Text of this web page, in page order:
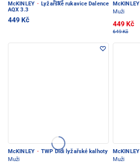
McKINLEY · Lyžařské rukavice Dalence
AQX 3.3
449 Kč
McKINLEY
Muži
449 Kč
649 Kč
McKINLEY · TWP Didi lyžařské kalhoty
Muži
McKINLEY
Muži